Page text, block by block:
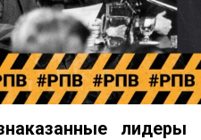
лидеры